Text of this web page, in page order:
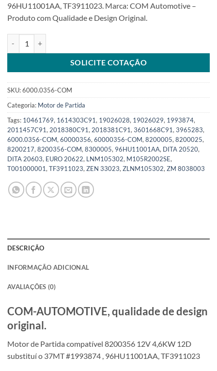
96HU11001AA, TF3911023. Marca: COM Automotive –
Produto com Qualidade e Design Original.
SOLICITE COTAÇÃO
SKU:6000.0356-COM
Categoria: Motor de Partida
Tags: 10461769, 1614303C91, 19026028, 19026029, 1993874,
2011457C91, 2018380C91, 2018381C91, 3601668C91, 3965283,
6000.0356-COM, 60000356, 60000356-COM, 8200005, 8200025,
8200217, 8200356-COM, 8300005, 96HU11001AA, DITA 20520,
DITA 20603, EURO 20622, LNM105302, M105R2002SE,
T001000001, TF3911023, ZEN 33023, ZLNM105302, ZM 8038003
DESCRIÇÃO
INFORMAÇÃO ADICIONAL
AVALIAÇÕES (0)
COM-AUTOMOTIVE, qualidade de design
original.
Motor de Partida compatível 8200356 12V 4,6KW 12D
substituí o 37MT #1993874 , 96HU11001AA, TF3911023